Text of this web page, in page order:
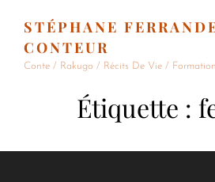
STÉPHANE
CONTEUR
Conte / Rakugo / Récits De Vie / Formation
Étiquette :